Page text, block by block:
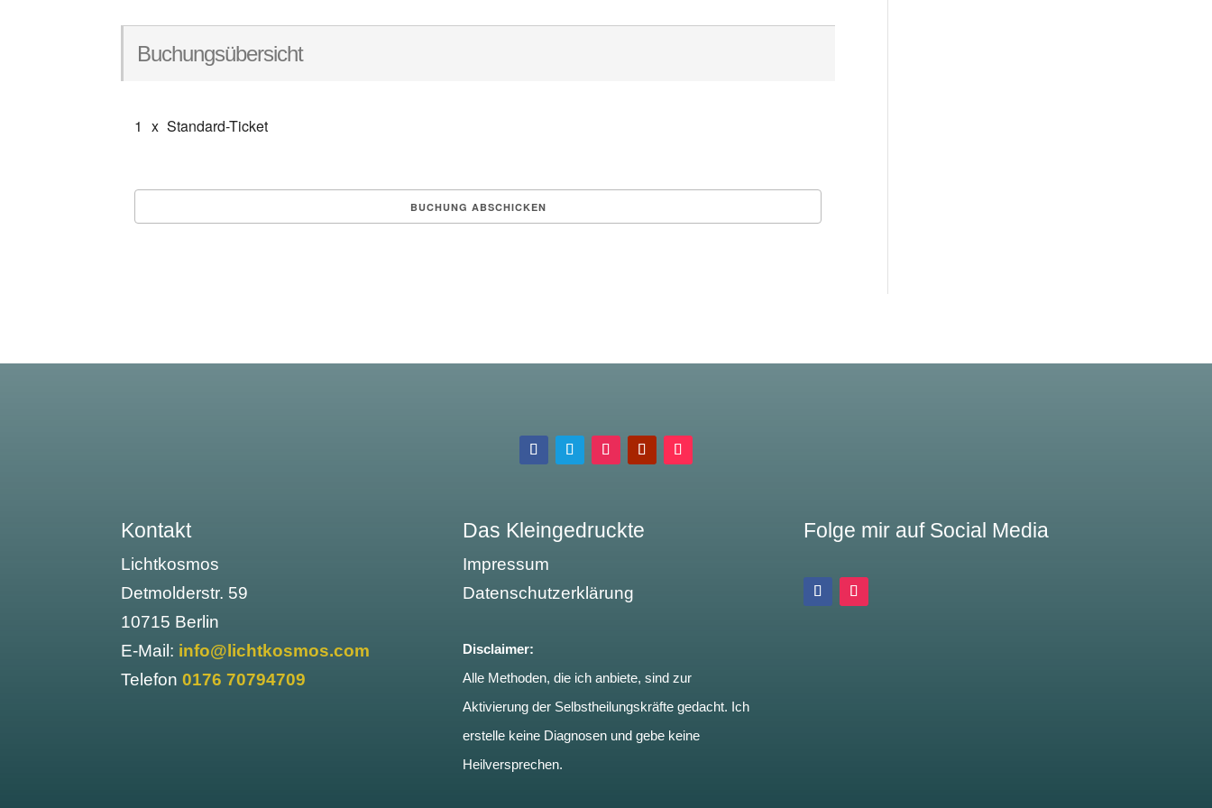
Buchungsübersicht
1 x Standard-Ticket
Kontakt
Lichtkosmos
Detmolderstr. 59
10715 Berlin
E-Mail: info@lichtkosmos.com
Telefon0176 70794709
Das Kleingedruckte
Impressum
Datenschutzerklärung
Disclaimer:
Alle Methoden, die ich anbiete, sind zur
Aktivierung der Selbstheilungskräfte gedacht. Ich
erstelle keine Diagnosen und gebe keine
Heilversprechen.
Folge mir auf Social Media